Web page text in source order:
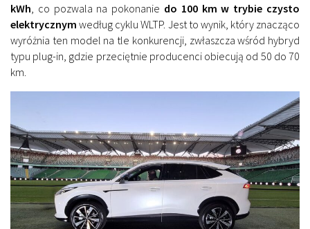
kWh , co pozwala na pokonanie do 100 km w trybie czysto
elektrycznym według cyklu WLTP. Jest to wynik, który znacząco
wyróżnia ten model na tle konkurencji, zwłaszcza wśród hybryd
typu plug-in, gdzie przeciętnie producenci obiecują od 50 do 70
km.